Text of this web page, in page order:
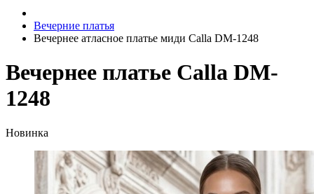
Вечерние платья
Вечернее атласное платье миди Calla DM-1248
Вечернее платье Calla DM-
1248
Новинка